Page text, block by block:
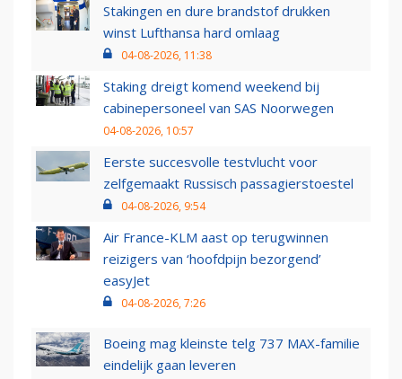
Stakingen en dure brandstof drukken
winst Lufthansa hard omlaag
04-08-2026, 11:38
Staking dreigt komend weekend bij
cabinepersoneel van SAS Noorwegen
04-08-2026, 10:57
Eerste succesvolle testvlucht voor
zelfgemaakt Russisch passagierstoestel
04-08-2026, 9:54
Air France-KLM aast op terugwinnen
reizigers van ‘hoofdpijn bezorgend’
easyJet
04-08-2026, 7:26
Boeing mag kleinste telg 737 MAX-familie
eindelijk gaan leveren